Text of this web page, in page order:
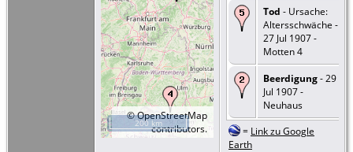
©OpenStreetMap
contributors.
200 km
Tod - Ursache:
Altersschwäche -
27 Jul 1907 -
Motten 4
Beerdigung- 29
Jul 1907 -
Neuhaus
= Link zu Google
Earth